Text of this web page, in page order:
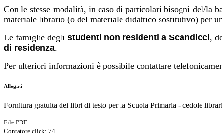
Con le stesse modalità, in caso di particolari bisogni del/la
materiale librario (o del materiale didattico sostitutivo) per
Le famiglie deglistudenti non residenti a Scandicci,
di residenza.
Per ulteriori informazioni è possibile contattare
Allegati
Fornitura gratuita dei libri di testo per la Scuola Primaria - cedole
File PDF
Contatore click: 74